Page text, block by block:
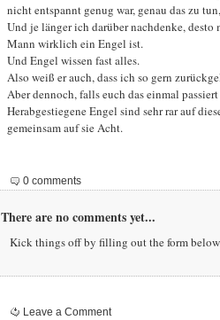
nicht entspannt genug war, genau das zu
Und je länger ich darüber nachdenke, desto
Mann wirklich ein Engel ist.
Und Engel wissen fast alles.
Also weiß er auch, dass ich so gern
Aber dennoch, falls euch das einmal
Herabgestiegene Engel sind sehr rar auf
gemeinsam auf sie Acht.
0 comments
There are no comments yet...
Kick things off by filling out the form
Leave a Comment